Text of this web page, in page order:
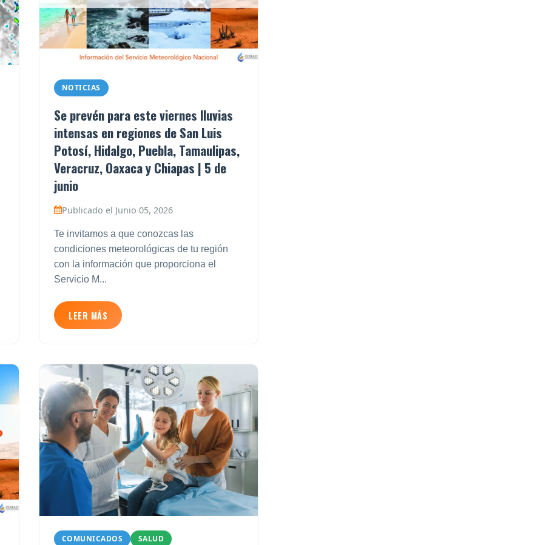
NOTICIAS
Se prevén para este viernes lluvias
intensas en regiones de San Luis
Potosí, Hidalgo, Puebla, Tamaulipas,
Veracruz, Oaxaca y Chiapas | 5 de
junio
Publicado el Junio 05, 2026
Te invitamos a que conozcas las
condiciones meteorológicas de tu región
con la información que proporciona el
Servicio M...
LEER MÁS
COMUNICADOS
SALUD